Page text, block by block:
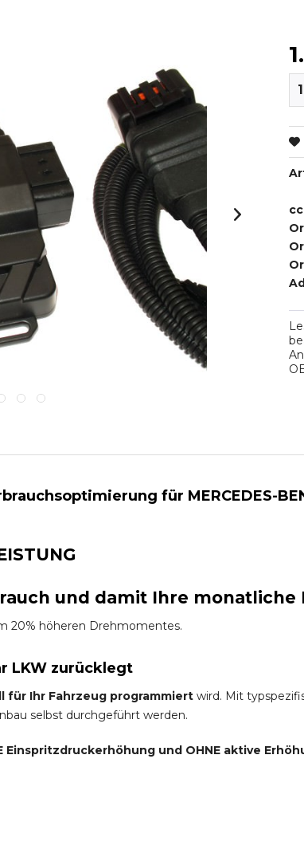
für MERCEDES-
und damit Ihre monatliche
20% höheren Drehmomentes.
LKW zurücklegt
für Ihr Fahrzeug programmiert wird. Mit
selbst durchgeführt werden.
Einspritzdruckerhöhung und OHNE aktive